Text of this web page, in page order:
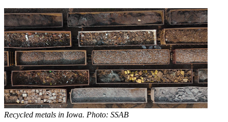
Recycled metals in Iowa. Photo: SSAB